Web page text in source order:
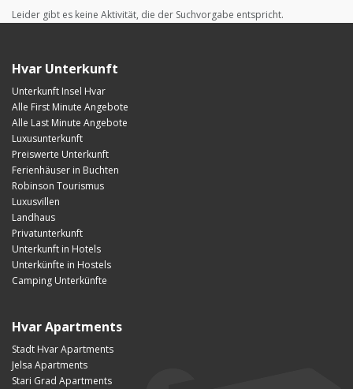
Leider gibt es keine Aktivität, die der Suchvorgabe entspricht.
Hvar Unterkunft
Unterkunft Insel Hvar
Alle First Minute Angebote
Alle Last Minute Angebote
Luxusunterkunft
Preiswerte Unterkunft
Ferienhäuser in Buchten
Robinson Tourismus
Luxusvillen
Landhaus
Privatunterkunft
Unterkunft in Hotels
Unterkünfte in Hostels
Camping Unterkünfte
Hvar Apartments
Stadt Hvar Apartments
Jelsa Apartments
Stari Grad Apartments